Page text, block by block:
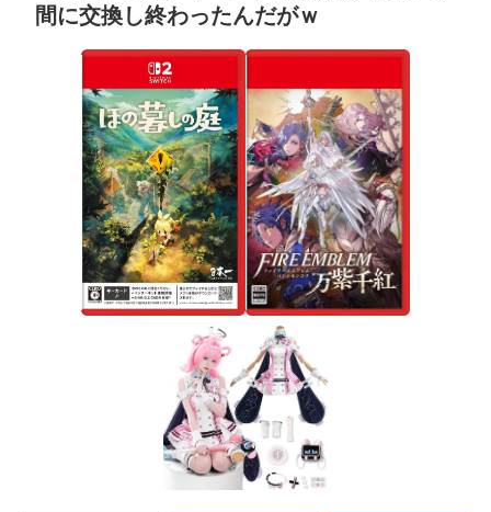
間に交換し終わったんだがｗ